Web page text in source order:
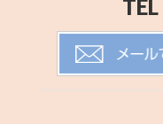
TEL